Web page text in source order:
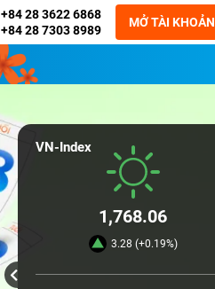
+84 28 3622 6868
+84 28 7303 8989
MỞ TÀI KHOẢN
VN-Index
1,768.06
3.28 (+0.19%)